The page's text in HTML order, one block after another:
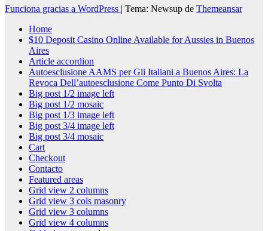
Funciona gracias a WordPress | Tema: Newsup de Themeansar
Home
$10 Deposit Casino Online Available for Aussies in Buenos
Aires
Article accordion
Autoesclusione AAMS per Gli Italiani a Buenos Aires: La
Revoca Dell’autoesclusione Come Punto Di Svolta
Big post 1/2 image left
Big post 1/2 mosaic
Big post 1/3 image left
Big post 3/4 image left
Big post 3/4 mosaic
Cart
Checkout
Contacto
Featured areas
Grid view 2 columns
Grid view 3 cols masonry
Grid view 3 columns
Grid view 4 columns